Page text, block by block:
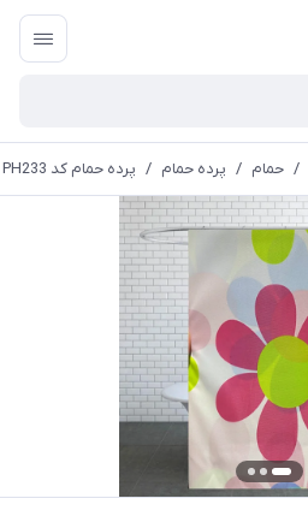
/ حمام / پرده حمام / پرده حمام کد PH233 سایز 170x200 سانتی متر